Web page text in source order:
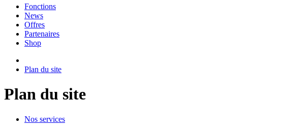
Fonctions
News
Offres
Partenaires
Shop
Plan du site
Plan du site
Nos services